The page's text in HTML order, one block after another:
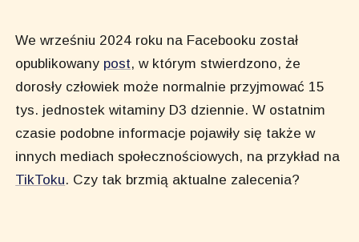
We wrześniu 2024 roku na Facebooku został
opublikowany post, w którym stwierdzono, że
dorosły człowiek może normalnie przyjmować 15
tys. jednostek witaminy D3 dziennie. W ostatnim
czasie podobne informacje pojawiły się także w
innych mediach społecznościowych, na przykład na
TikToku. Czy tak brzmią aktualne zalecenia?